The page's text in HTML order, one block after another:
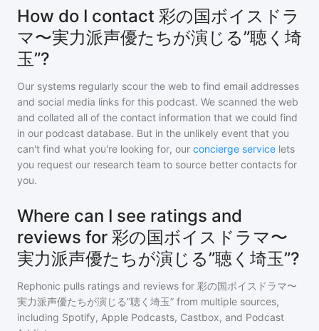
How do I contact 彩の国ボイスドラ
マ〜実力派声優たちが演じる”聴く埼
玉”?
Our systems regularly scour the web to find email addresses
and social media links for this podcast. We scanned the web
and collated all of the contact information that we could find
in our podcast database. But in the unlikely event that you
can't find what you're looking for, our concierge service lets
you request our research team to source better contacts for
you.
Where can I see ratings and
reviews for 彩の国ボイスドラマ〜
実力派声優たちが演じる”聴く埼玉”?
Rephonic pulls ratings and reviews for 彩の国ボイスドラマ〜
実力派声優たちが演じる”聴く埼玉” from multiple sources,
including Spotify, Apple Podcasts, Castbox, and Podcast